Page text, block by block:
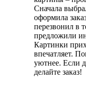
Сначала
оформила
перезвонил в
предложили
Картинки
впечатляет.
уютнее. Если
делайте заказ!